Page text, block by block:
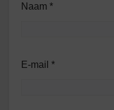
Naam *
E-mail *